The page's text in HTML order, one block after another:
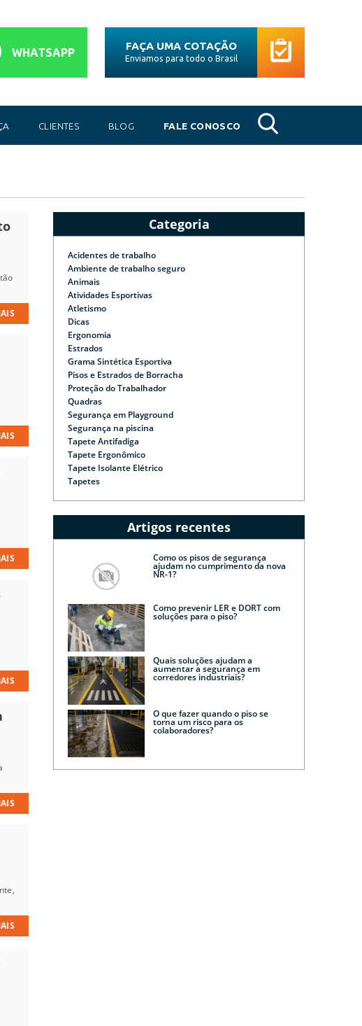
Categoria
Acidentes de trabalho
Ambiente de trabalho seguro
Animais
Atividades Esportivas
Atletismo
Dicas
Ergonomia
Estrados
Grama Sintética Esportiva
Pisos e Estrados de Borracha
Proteção do Trabalhador
Quadras
Segurança em Playground
Segurança na piscina
Tapete Antifadiga
Tapete Ergonômico
Tapete Isolante Elétrico
Tapetes
Artigos recentes
Como os pisos de segurança
ajudam no cumprimento da nova
NR-1?
Como prevenir LER e DORT com
soluções para o piso?
Quais soluções ajudam a
aumentar a segurança em
corredores industriais?
O que fazer quando o piso se
torna um risco para os
colaboradores?
WHATSAPP
FAÇA UMA COTAÇÃO
Enviamos para todo o Brasil
CLIENTES BLOG FALE CONOSCO